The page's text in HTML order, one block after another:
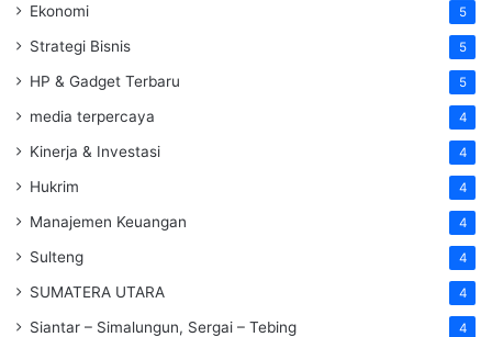
Ekonomi 5
Strategi Bisnis 5
HP & Gadget Terbaru 5
media terpercaya 4
Kinerja & Investasi 4
Hukrim 4
Manajemen Keuangan 4
Sulteng 4
SUMATERA UTARA 4
Siantar – Simalungun, Sergai – Tebing 4